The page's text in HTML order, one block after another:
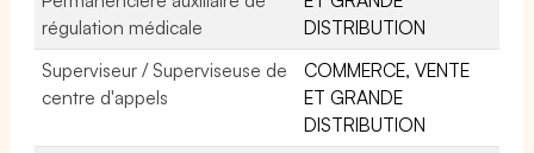
régulation médicale
DISTRIBUTION
Superviseur / Superviseuse de
centre d'appels
COMMERCE, VENTE
ET GRANDE
DISTRIBUTION